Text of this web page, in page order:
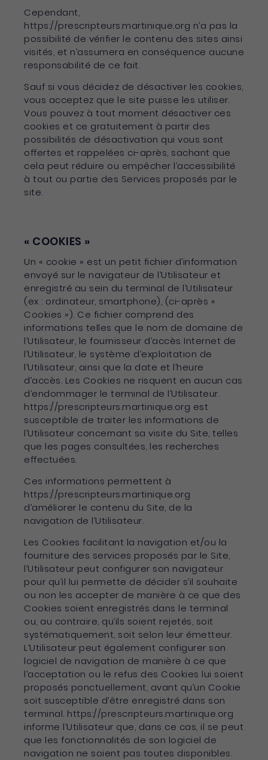
Cependant,
https://prescripteurs.martinique.org n’a pas la
possibilité de vérifier le contenu des sites ainsi
visités, et n’assumera en conséquence aucune
responsabilité de ce fait.
Sauf si vous décidez de désactiver les cookies,
vous acceptez que le site puisse les utiliser.
Vous pouvez à tout moment désactiver ces
cookies et ce gratuitement à partir des
possibilités de désactivation qui vous sont
offertes et rappelées ci-après, sachant que
cela peut réduire ou empêcher l’accessibilité
à tout ou partie des Services proposés par le
site.
« COOKIES »
Un « cookie » est un petit fichier d’information
envoyé sur le navigateur de l’Utilisateur et
enregistré au sein du terminal de l’Utilisateur
(ex : ordinateur, smartphone), (ci-après «
Cookies »). Ce fichier comprend des
informations telles que le nom de domaine de
l’Utilisateur, le fournisseur d’accès Internet de
l’Utilisateur, le système d’exploitation de
l’Utilisateur, ainsi que la date et l’heure
d’accès. Les Cookies ne risquent en aucun cas
d’endommager le terminal de l’Utilisateur.
https://prescripteurs.martinique.org est
susceptible de traiter les informations de
l’Utilisateur concernant sa visite du Site, telles
que les pages consultées, les recherches
effectuées.
Ces informations permettent à
https://prescripteurs.martinique.org
d’améliorer le contenu du Site, de la
navigation de l’Utilisateur.
Les Cookies facilitant la navigation et/ou la
fourniture des services proposés par le Site,
l’Utilisateur peut configurer son navigateur
pour qu’il lui permette de décider s’il souhaite
ou non les accepter de manière à ce que des
Cookies soient enregistrés dans le terminal
ou, au contraire, qu’ils soient rejetés, soit
systématiquement, soit selon leur émetteur.
L’Utilisateur peut également configurer son
logiciel de navigation de manière à ce que
l’acceptation ou le refus des Cookies lui soient
proposés ponctuellement, avant qu’un Cookie
soit susceptible d’être enregistré dans son
terminal. https://prescripteurs.martinique.org
informe l’Utilisateur que, dans ce cas, il se peut
que les fonctionnalités de son logiciel de
navigation ne soient pas toutes disponibles.